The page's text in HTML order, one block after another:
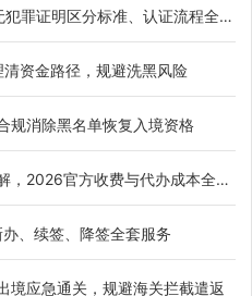
证明区分标准、认证流程全解析
资金路径，规避洗黑风险
规消除黑名单恢复入境资格
2026官方收费与代办成本全解析
、续签、降签全套服务
境应急通关，规避海关拦截遣返